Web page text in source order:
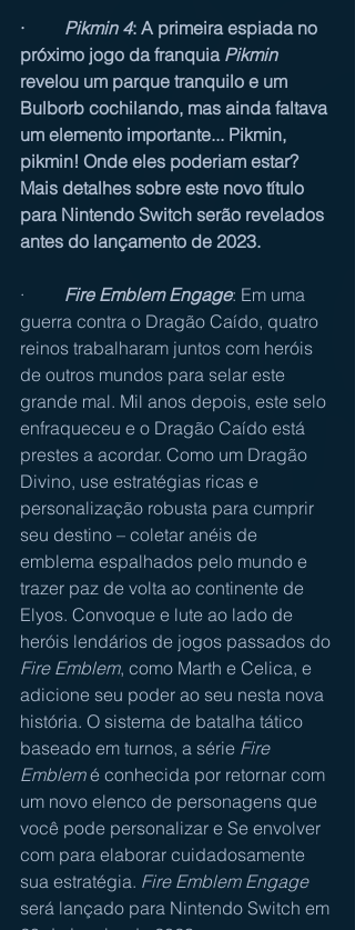
· Pikmin 4: A primeira espiada no
próximo jogo da franquia Pikmin
revelou um parque tranquilo e um
Bulborb cochilando, mas ainda faltava
um elemento importante... Pikmin,
pikmin! Onde eles poderiam estar?
Mais detalhes sobre este novo título
para Nintendo Switch serão revelados
antes do lançamento de 2023.
· Fire Emblem Engage: Em uma
guerra contra o Dragão Caído, quatro
reinos trabalharam juntos com heróis
de outros mundos para selar este
grande mal. Mil anos depois, este selo
enfraqueceu e o Dragão Caído está
prestes a acordar. Como um Dragão
Divino, use estratégias ricas e
personalização robusta para cumprir
seu destino – coletar anéis de
emblema espalhados pelo mundo e
trazer paz de volta ao continente de
Elyos. Convoque e lute ao lado de
heróis lendários de jogos passados do
Fire Emblem, como Marth e Celica, e
adicione seu poder ao seu nesta nova
história. O sistema de batalha tático
baseado em turnos, a série Fire
Emblem é conhecida por retornar com
um novo elenco de personagens que
você pode personalizar e Se envolver
com para elaborar cuidadosamente
sua estratégia. Fire Emblem Engage
será lançado para Nintendo Switch em